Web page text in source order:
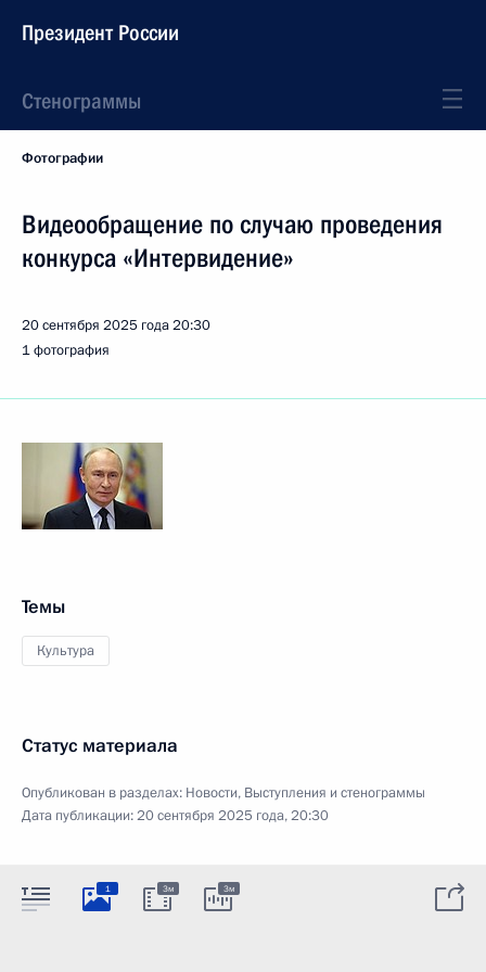
Президент России
Стенограммы
Фотографии
Видеообращение по случаю проведения
конкурса «Интервидение»
20 сентября 2025 года20:30
1 фотография
Темы
Культура
Статус материала
Опубликован в разделах: Новости, Выступления и стенограммы
Дата публикации:20 сентября 2025 года, 20:30
1 3м 3м